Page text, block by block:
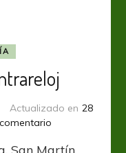
Actualizado en 28